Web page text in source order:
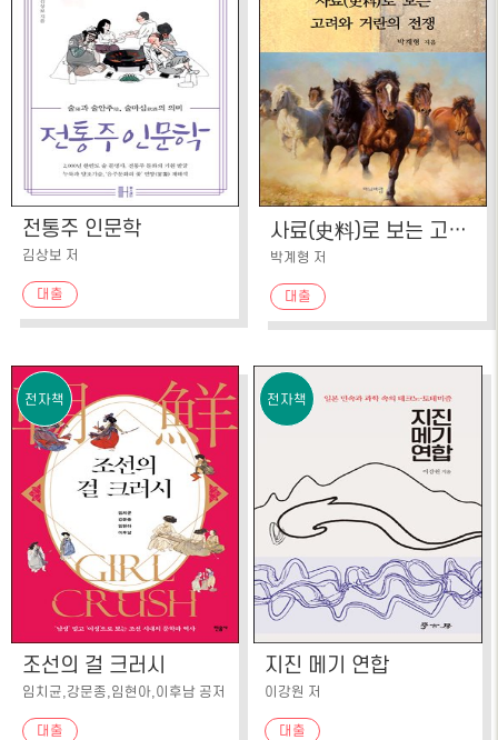
전통주 인문학
김상보 저
대출
사료(史料)로 보는 고려와 거란의 전쟁
박계형 저
대출
전자책
조선의 걸 크러시
임치균,강문종,임현아,이후남 공저
대출
전자책
지진 메기 연합
이강원 저
대출